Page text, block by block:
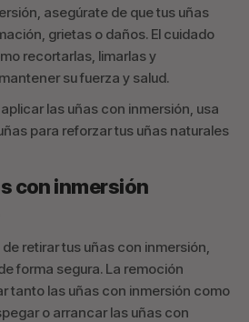
asegúrate de que tus uñas
grietas o daños. El cuidado
recortarlas, limarlas y
su fuerza y salud.
las uñas con inmersión, usa
para reforzar tus uñas naturales
con inmersión
retirar tus uñas con inmersión,
forma segura. La remoción
tanto las uñas con inmersión como
o arrancar las uñas con